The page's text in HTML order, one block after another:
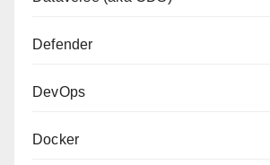
Defender
DevOps
Docker